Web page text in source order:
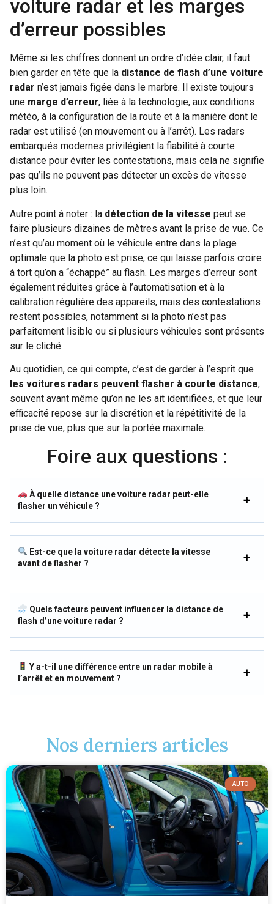
voiture radar et les marges
d’erreur possibles
Même si les chiffres donnent un ordre d’idée clair, il faut
bien garder en tête que la distance de flash d’une voiture
radar n’est jamais figée dans le marbre. Il existe toujours
une marge d’erreur, liée à la technologie, aux conditions
météo, à la configuration de la route et à la manière dont le
radar est utilisé (en mouvement ou à l’arrêt). Les radars
embarqués modernes privilégient la fiabilité à courte
distance pour éviter les contestations, mais cela ne signifie
pas qu’ils ne peuvent pas détecter un excès de vitesse
plus loin.
Autre point à noter : la détection de la vitesse peut se
faire plusieurs dizaines de mètres avant la prise de vue. Ce
n’est qu’au moment où le véhicule entre dans la plage
optimale que la photo est prise, ce qui laisse parfois croire
à tort qu’on a “échappé” au flash. Les marges d’erreur sont
également réduites grâce à l’automatisation et à la
calibration régulière des appareils, mais des contestations
restent possibles, notamment si la photo n’est pas
parfaitement lisible ou si plusieurs véhicules sont présents
sur le cliché.
Au quotidien, ce qui compte, c’est de garder à l’esprit que
les voitures radars peuvent flasher à courte distance,
souvent avant même qu’on ne les ait identifiées, et que leur
efficacité repose sur la discrétion et la répétitivité de la
prise de vue, plus que sur la portée maximale.
Foire aux questions :
À quelle distance une voiture radar peut-elle
flasher un véhicule ?
Est-ce que la voiture radar détecte la vitesse
avant de flasher ?
Quels facteurs peuvent influencer la distance de
flash d’une voiture radar ?
Y a-t-il une différence entre un radar mobile à
l’arrêt et en mouvement ?
Nos derniers articles
AUTO